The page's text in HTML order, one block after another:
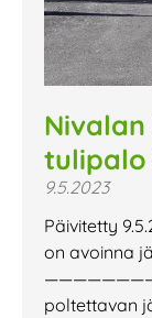
tulipalo
9.5.2023
Päivitetty
on avoinna
poltettavan